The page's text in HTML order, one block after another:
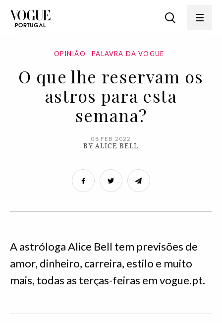
OPINIÃO PALAVRA DA VOGUE
O que lhe reservam os
astros para esta
semana?
08 FEB 2022
BY ALICE BELL
A astróloga Alice Bell tem previsões de
amor, dinheiro, carreira, estilo e muito
mais, todas as terças-feiras em vogue.pt.